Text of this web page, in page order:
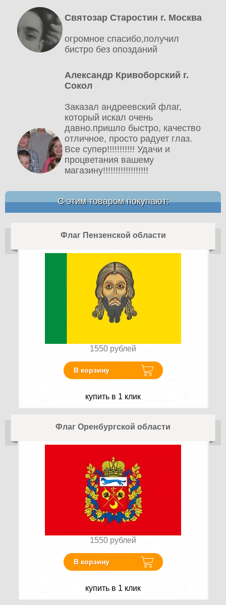
Святозар Старостин г. Москва
огромное спасибо,получил
бистро без опозданий
Александр Кривоборский г.
Сокол
Заказал андреевский флаг,
который искал очень
давно.пришло быстро, качество
отличное, просто радует глаз.
Все супер!!!!!!!!!!! Удачи и
процветания вашему
магазину!!!!!!!!!!!!!!!!!!
С этим товаром покупают:
Флаг Пензенской области
1550 рублей
В корзину
купить в 1 клик
Флаг Оренбургской области
1550 рублей
В корзину
купить в 1 клик